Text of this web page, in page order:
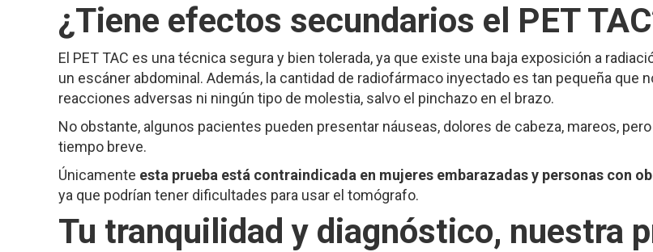
¿Tiene efectos secundarios el PET
El PET TAC es una técnica segura y bien tolerada, ya que existe una baja exposición a
un escáner abdominal. Además, la cantidad de radiofármaco inyectado es tan pequeña que
reacciones adversas ni ningún tipo de molestia, salvo el pinchazo en el brazo.
No obstante, algunos pacientes pueden presentar náuseas, dolores de cabeza, mareos,
tiempo breve.
Únicamente esta prueba está contraindicada en mujeres embarazadas y personas con
ya que podrían tener dificultades para usar el tomógrafo.
Tu tranquilidad y diagnóstico, nuestra